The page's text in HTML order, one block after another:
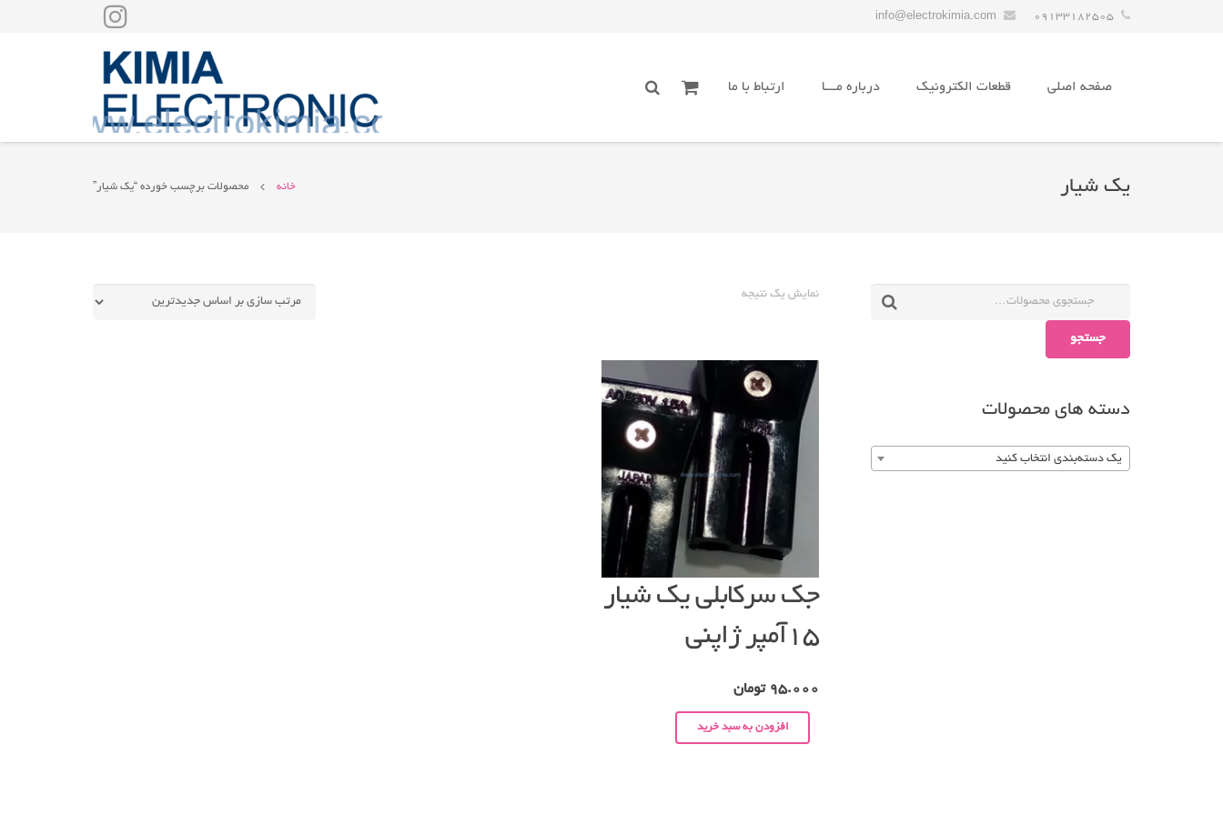
09133182505
info@electrokimia.com
صفحه اصلی قطعات الکترونیک درباره مـــا ارتباط با ما
یک شیار خانه محصولات برچسب خورده “یک شیار”
نمایش یک نتیجه
جک سرکابلی یک شیار
۱۵آمپر ژاپنی
95.000 تومان
افزودن به سبد خرید
جستجو
دسته های محصولات
یک دسته‌بندی انتخاب کنید